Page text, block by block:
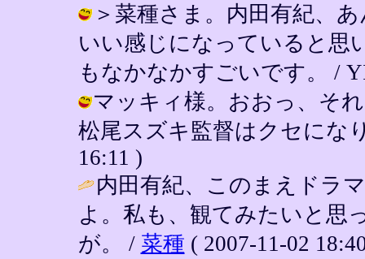
＞菜種さま。内田有紀、
いい感じになっていると思
もなかなかすごいです。 /
マッキィ様。おおっ、そ
松尾スズキ監督はクセにな
16:11 )
内田有紀、このまえドラ
よ。私も、観てみたいと思
が。 / 菜種 ( 2007-11-02